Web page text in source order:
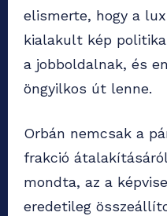
elismerte, hogy a
kialakult kép
a jobboldalnak, és
öngyilkos út lenne.
Orbán nemcsak a
frakció
mondta, az a
eredetileg